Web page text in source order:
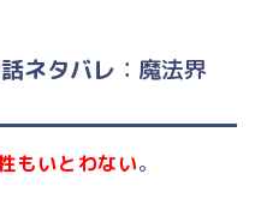
ネタバレ ：魔法界
もいとわない。